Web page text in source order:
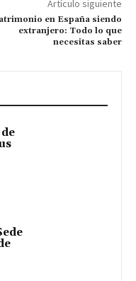
Artículo siguiente
en España siendo
extranjero: Todo lo que
necesitas saber